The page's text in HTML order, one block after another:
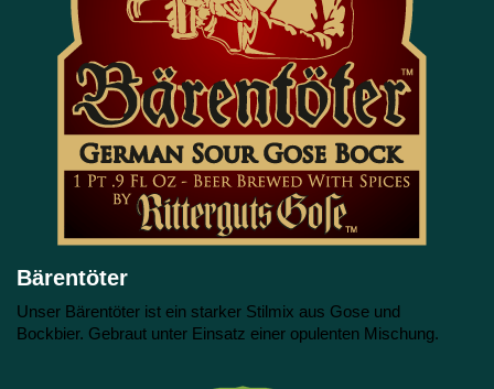
Bärentöter
Unser Bärentöter ist ein starker Stilmix aus Gose und
Bockbier. Gebraut unter Einsatz einer opulenten Mischung.